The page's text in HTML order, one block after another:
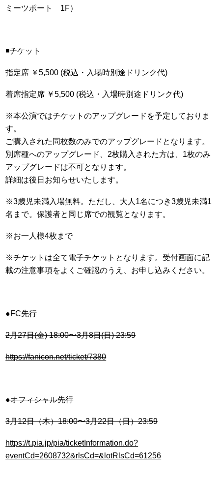
ミーツポート 1F）
◾️チケット
指定席 ￥5,500 (税込・入場時別途ドリンク代)
着席指定席 ￥5,500 (税込・入場時別途ドリンク代)
※本公演ではチケットのアップグレードを予定しておりま
す。
ご購入された同枚数のみでのアップグレードとなります。
別席種へのアップグレード、2枚購入された方は、1枚のみ
アップグレードは不可となります。
詳細は後日お知らせいたします。
※3歳児未満入場無料。ただし、大人1名につき3歳児未満1
名まで。保護者と同じ席での観覧となります。
※お一人様4枚まで
※チケットは全て電子チケットとなります。受付画面に記
載の注意事項をよくご確認のうえ、お申し込みください。
●FC先行
2月27日(金) 18:00〜3月8日(日) 23:59
https://fanicon.net/ticket/7380
●オフィシャル先行
3月12日（木）18:00〜3月22日（日）23:59
https://t.pia.jp/pia/ticketInformation.do?
eventCd=2608732&rlsCd=&lotRlsCd=61256